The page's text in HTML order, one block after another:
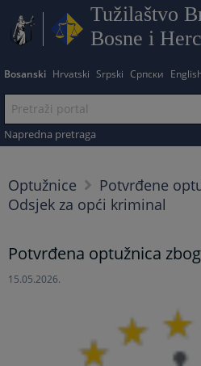
Tužilaštvo
Bosne i
Bosanski Hrvatski Srpski Српски
Napredna pretraga
Optužnice
Potvrđene
Odsjek za opći kriminal
Potvrđena optužnica
15.05.2026.